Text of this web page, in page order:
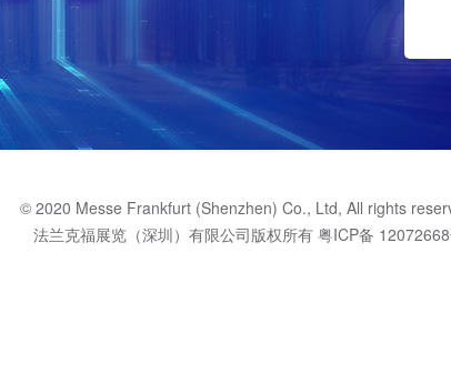
© 2020 Messe Frankfurt (Shenzhen) Co., Ltd, All rights
法兰克福展览（深圳）有限公司版权所有 粤ICP备